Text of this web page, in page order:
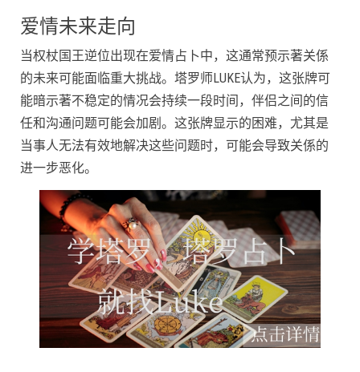
爱情未来走向
当权杖国王逆位出现在爱情占卜中，这通常预示著关係
的未来可能面临重大挑战。塔罗师LUKE认为，这张牌可
能暗示著不稳定的情况会持续一段时间，伴侣之间的信
任和沟通问题可能会加剧。这张牌显示的困难，尤其是
当事人无法有效地解决这些问题时，可能会导致关係的
进一步恶化。